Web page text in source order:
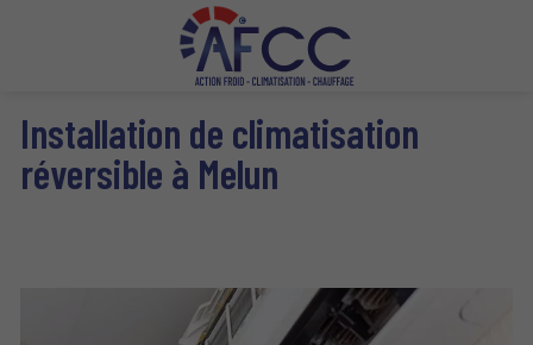
Installation de climatisation
réversible à Melun